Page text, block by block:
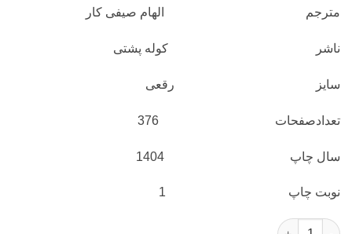
مترجم الهام صیفی کار
ناشر کوله پشتی
سایز رقعی
تعدادصفحات 376
سال چاپ 1404
نوبت چاپ 1
این دروغگوهای دل فریب(کوله پشتی) عدد